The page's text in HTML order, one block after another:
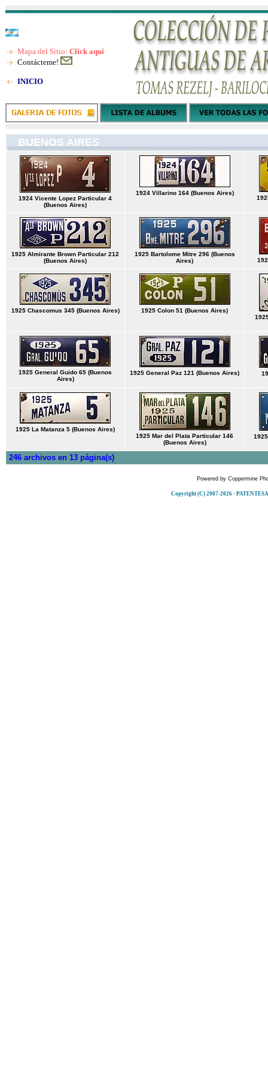
Mapa del Sitio: Click aquí
Contácteme!
INICIO
BUENOS AIRES
1924 Vicente Lopez Particular 4
(Buenos Aires)
1924 Villarino 164 (Buenos Aires)
1925 Almirante Brown Particular 212
(Buenos Aires)
1925 Bartolome Mitre 296 (Buenos
Aires)
1925 Chascomus 345 (Buenos Aires)
1925 Colon 51 (Buenos Aires)
1925 General Guido 65 (Buenos
Aires)
1925 General Paz 121 (Buenos Aires)
1925 La Matanza 5 (Buenos Aires)
1925 Mar del Plata Particular 146
(Buenos Aires)
246 archivos en 13 página(s)
Powered by Coppermine
Copyright (C) 2007-2026 -